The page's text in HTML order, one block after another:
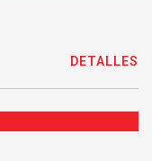
DETALLES